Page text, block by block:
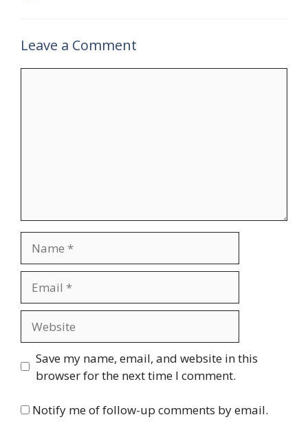
Leave a Comment
Save my name, email, and website in this
browser for the next time I comment.
Notify me of follow-up comments by email.